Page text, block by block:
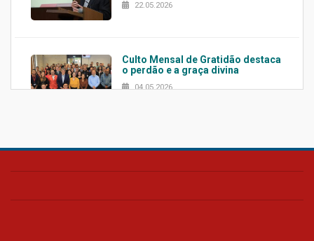
22.05.2026
Culto Mensal de Gratidão destaca
o perdão e a graça divina
04.05.2026
Confira como foi o culto mensal